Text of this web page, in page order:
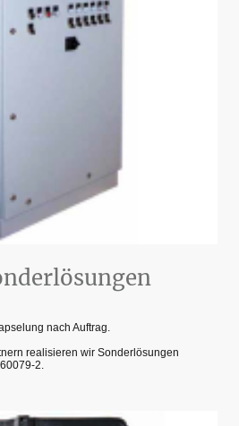
nach Auftrag.
realisieren wir Sonderlösungen
2.